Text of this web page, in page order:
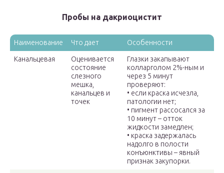
Пробы на дакриоцистит
Наименование Что дает Особенности
Канальцевая
Оценивается
состояние
слезного
мешка,
канальцев и
точек
Глазки закапывают
колларголом 2%-ным и
через 5 минут
проверяют:
• если краска исчезла,
патологии нет;
• пигмент рассосался за
10 минут – отток
жидкости замедлен;
• краска задержалась
надолго в полости
конъюнктивы – явный
признак закупорки.